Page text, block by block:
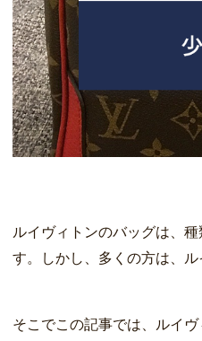
ルイヴィトンのバッグは、
す。しかし、多くの方は、
そこでこの記事では、ルイ